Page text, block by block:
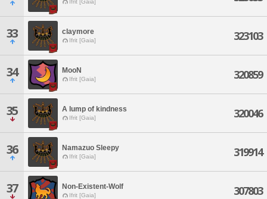
Ifrit [Gaia]
33 claymore
Ifrit [Gaia] 323103
34 MooN
Ifrit [Gaia] 320859
35 A lump of kindness
Ifrit [Gaia] 320046
36 Namazuo Sleepy
Ifrit [Gaia] 319914
37 Non-Existent-Wolf
Ifrit [Gaia] 307803